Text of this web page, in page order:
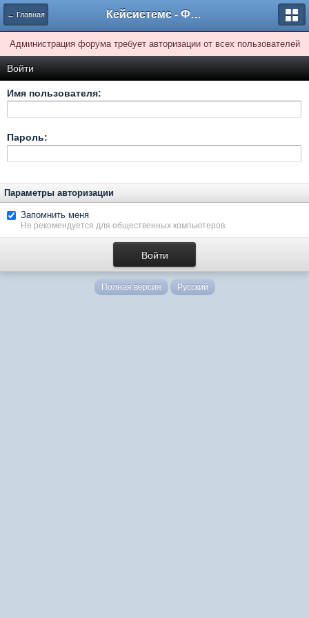
← Главная Кейсистемс - Форумы
Администрация форума требует авторизации от всех пользователей
Войти
Имя пользователя:
Пароль:
Параметры авторизации
Запомнить меня
Не рекомендуется для общественных компьютеров.
Полная версия Русский